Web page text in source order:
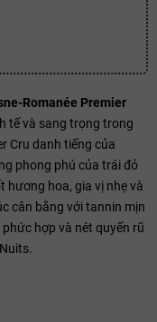
Romanée Premier
tế và sang trọng trong
Cru danh tiếng của
phong phú của trái đỏ
hương hoa, gia vị nhẹ và
cân bằng với tannin mịn
hợp và nét quyến rũ